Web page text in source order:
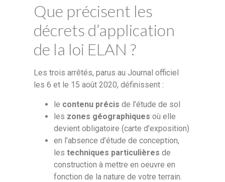
Que précisent les
décrets d’application
de la loi ELAN ?
Les trois arrêtés, parus au Journal officiel
les 6 et le 15 août 2020, définissent :
le contenu précis de l’étude de sol
les zones géographiques où elle
devient obligatoire (carte d’exposition)
en l’absence d’étude de conception,
lestechniques particulières de
construction à mettre en oeuvre en
fonction de la nature de votre terrain.